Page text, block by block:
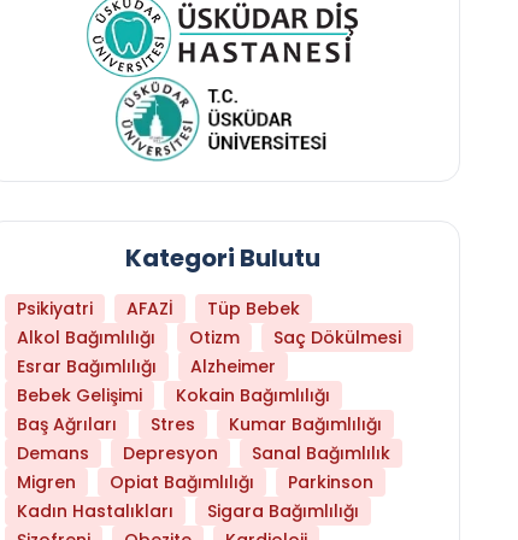
Daha Az Protein Tüketmek Yaşlanmayı
Kategori Bulutu
Psikiyatri AFAZİ
Tüp Bebek
Alkol Bağımlılığı
Otizm
Saç Dökülmesi
Esrar Bağımlılığı
Alzheimer
Bebek Gelişimi
Kokain Bağımlılığı
Baş Ağrıları
Stres
Kumar Bağımlılığı
Demans
Depresyon
Sanal Bağımlılık
Migren
Opiat Bağımlılığı
Parkinson
Kadın Hastalıkları
Sigara Bağımlılığı